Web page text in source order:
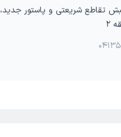
نبش تقاطع شریعتی و پاستور
2